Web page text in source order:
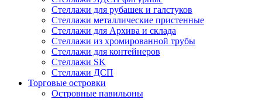
Стеллажи для рубашек и галстуков
Стеллажи металлические пристенные
Стеллажи для Архива и склада
Стеллажи из хромированной трубы
Стеллажи для контейнеров
Стеллажи SK
Стеллажи ДСП
Торговые островки
Островные павильоны